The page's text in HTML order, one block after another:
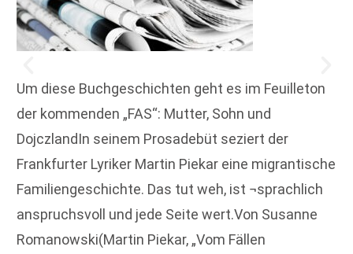
Um diese Buchgeschichten geht es im Feuilleton
der kommenden „FAS“: Mutter, Sohn und
DojczlandIn seinem Prosadebüt seziert der
Frankfurter Lyriker Martin Piekar eine migrantische
Familiengeschichte. Das tut weh, ist ¬sprachlich
anspruchsvoll und jede Seite wert.Von Susanne
Romanowski(Martin Piekar, „Vom Fällen